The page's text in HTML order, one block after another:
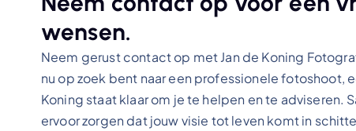
wensen.
Neem gerust contact op met Jan de Koning
nu op zoek bent naar een professionele fotoshoot,
Koning staat klaar om je te helpen en te
ervoor zorgen dat jouw visie tot leven komt in